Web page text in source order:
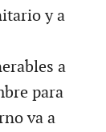
y a
a
para
va a